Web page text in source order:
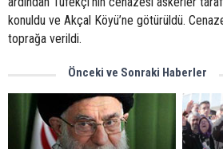
konuldu ve Akçal Köyü’ne götürüldü.
toprağa verildi.
Önceki ve Sonraki Haberler